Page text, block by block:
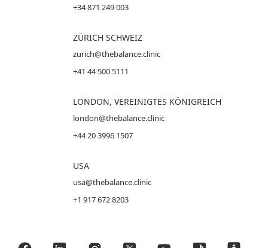
+34 871 249 003
ZÜRICH SCHWEIZ
zurich@thebalance.clinic
+41 44 500 5111
LONDON, VEREINIGTES KÖNIGREICH
london@thebalance.clinic
+44 20 3996 1507
USA
usa@thebalance.clinic
+1 917 672 8203